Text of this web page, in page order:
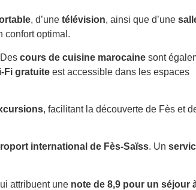
, d’une télévision, ainsi que d’une
confort optimal.
cours de cuisine marocaine sont
Fi gratuite est accessible dans les espaces
, facilitant la découverte de Fès et
international de Fès-Saïss. Un
attribuent une note de 8,9 pour un séjour